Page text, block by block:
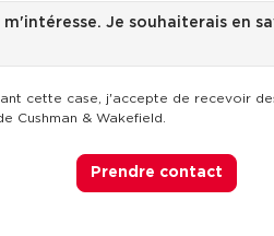
cette case, j'accepte de recevoir
Cushman & Wakefield.
Prendre contact